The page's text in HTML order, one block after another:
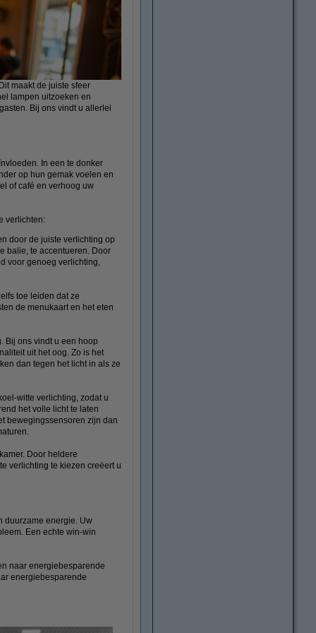
maakt de juiste sfeer
lampen uitzoeken en
Bij ons vindt u allerlei
In een te donker
op hun gemak voelen en
of café en verhoog uw
verlichten:
door de juiste verlichting op
balie, te accentueren. Door
voor genoeg verlichting,
toe leiden dat ze
de menukaart en het eten
Bij ons vindt u een hoop
uit het oog. Zo is het
dan tegen het licht in als ze
witte verlichting, zodat u
het volle licht te laten
bewegingssensoren zijn dan
Door heldere
verlichting te kiezen creëert u
duurzame energie. Uw
Een echte win-win
naar energiebesparende
energiebesparende